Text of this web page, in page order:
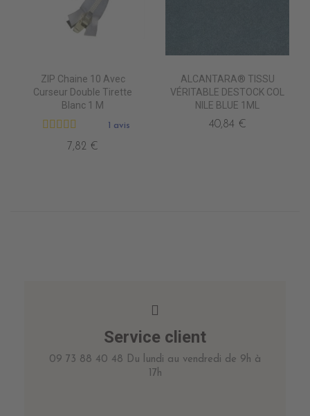
ZIP Chaine 10 Avec
Curseur Double Tirette
Blanc 1 M
1 avis
7,82 €
ALCANTARA® TISSU
VÉRITABLE DESTOCK COL
NILE BLUE 1ML
40,84 €
Service client
09 73 88 40 48 Du lundi au vendredi de 9h à
17h